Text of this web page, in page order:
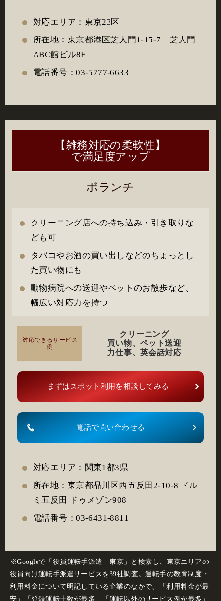
対応エリア：東京23区
所在地：東京都港区芝大門1-15-7 芝大門
ABC館ビル8F
電話番号：03-5777-6633
【雑務対応の柔軟性】
で満足度アップ
ボランチ
クリーニング店への持ち込み・引き取りな
ども可
タバコやお酒の買い出しなどのちょっとし
た買い物にも
動物病院への送迎やペットのお散歩など、
幅広い対応力を持つ
対応できるサービス
例
クリーニング
買い物、ペット送迎
力仕事、英会話対応
まずはスポット利用を相談してみる
電話で問い合わせる
対応エリア：関東1都3県
所在地：東京都品川区西五反田2-10-8 ドル
ミ五反田 ドゥメゾン908
電話番号：03-6431-8811
※Googleで「役員運転手派遣 東京」と検索し、東京エリアの
役員向け運転手派遣サービスを39社調査。運転手の教育制度・
利用料金について明記している企業のなかで、「利用料金が最
安」「登録運転士数が最多」「運転以外のサービス例が最多」